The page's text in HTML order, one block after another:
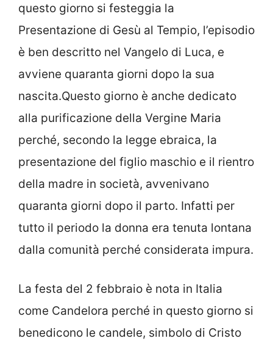
questo giorno si festeggia la
Presentazione di Gesù al Tempio, l’episodio
è ben descritto nel Vangelo di Luca, e
avviene quaranta giorni dopo la sua
nascita.Questo giorno è anche dedicato
alla purificazione della Vergine Maria
perché, secondo la legge ebraica, la
presentazione del figlio maschio e il rientro
della madre in società, avvenivano
quaranta giorni dopo il parto. Infatti per
tutto il periodo la donna era tenuta lontana
dalla comunità perché considerata impura.
La festa del 2 febbraio è nota in Italia
come Candelora perché in questo giorno si
benedicono le candele, simbolo di Cristo